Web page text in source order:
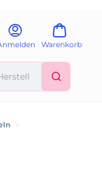
Warenkorb
>